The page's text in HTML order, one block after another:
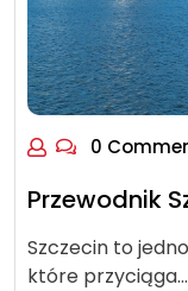
0
Przewodnik
Szczecin to
które przyciąga…